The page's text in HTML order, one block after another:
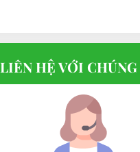
LIÊN HỆ VỚI